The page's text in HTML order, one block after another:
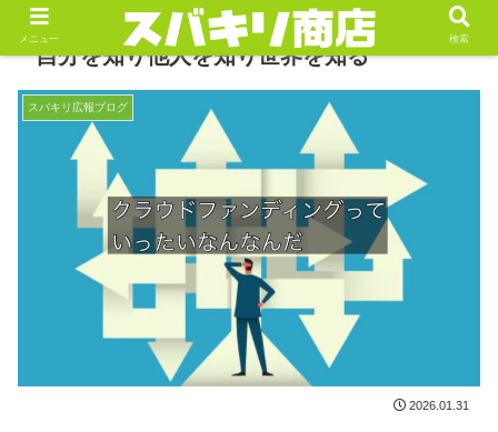
自分を知り他人を知り世界を知る
スバキリ広報ブログ
2026.01.31
メニュー 検索